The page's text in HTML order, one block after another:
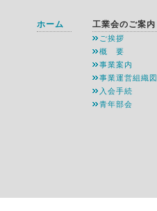
ホーム 工業会のご案内
ご挨拶
概 要
事業案内
事業運営組織図
入会手続
青年部会